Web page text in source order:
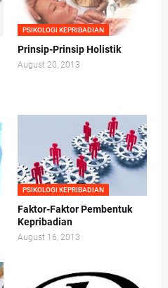
PSIKOLOGI KEPRIBADIAN
Prinsip-Prinsip Holistik
August 20, 2013
PSIKOLOGI KEPRIBADIAN
Faktor-Faktor Pembentuk
Kepribadian
August 16, 2013